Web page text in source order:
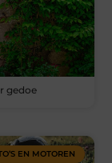
gedoe
EN MOTOREN